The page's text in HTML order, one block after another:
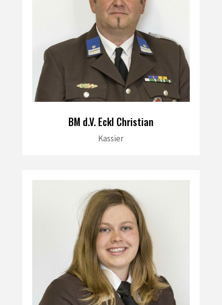
BM d.V. Eckl Christian
Kassier